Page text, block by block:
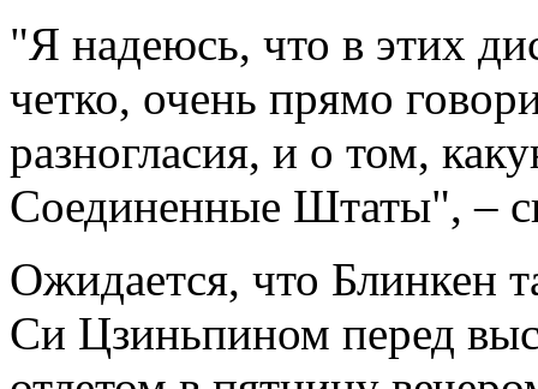
"Я надеюсь, что в этих
четко, очень прямо
разногласия, и о том,
Соединенные Штаты", –
Ожидается, что Блинкен
Си Цзиньпином перед